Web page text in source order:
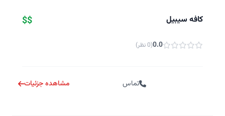
کافه سیبیل $$
0.0(0 نظر)
تماس مشاهده جزئیات